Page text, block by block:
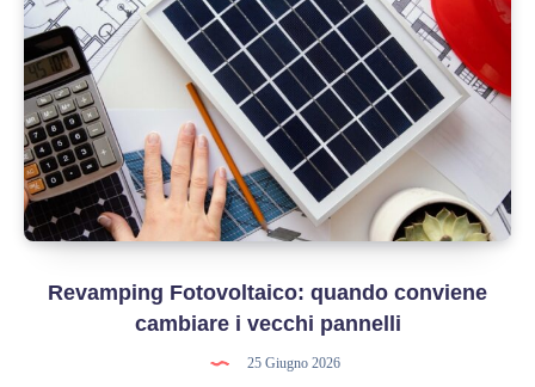
e
quadro
normativo
Revamping Fotovoltaico: quando conviene
cambiare i vecchi pannelli
25 Giugno 2026